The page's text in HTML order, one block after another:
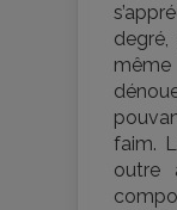
faim.
outre